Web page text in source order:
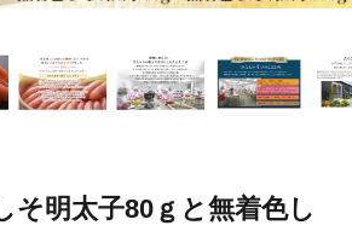
明太子80ｇと無着色し